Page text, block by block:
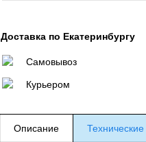
Доставка по Екатеринбургу
Самовывоз
Курьером
Описание Технические